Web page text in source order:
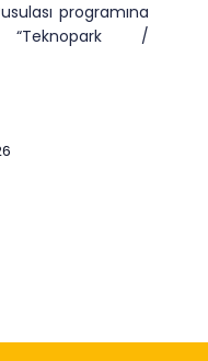
programına
“Teknopark /